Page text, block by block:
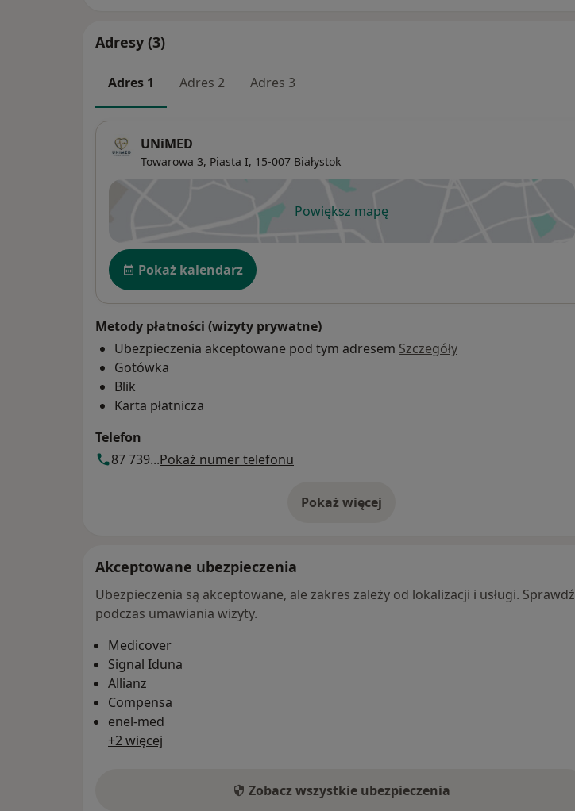
Adresy (3)
Adres 1 Adres 2 Adres 3
UNiMED
Towarowa 3, Piasta I, 15-007 Białystok
Powiększ mapęotwiera się w nowej karcie
Dostępność
Pokaż kalendarz
Metody płatności (wizyty prywatne)
Ubezpieczenia akceptowane pod tym adresem Szczegóły
Gotówka
Blik
Karta płatnicza
Telefon
87 739...Pokaż numer telefonu
Pokaż więcej
o adresie
Akceptowane ubezpieczenia
Ubezpieczenia są akceptowane, ale zakres zależy od lokalizacji i usługi. Sprawdź
podczas umawiania wizyty.
Medicover
Signal Iduna
Allianz
Compensa
enel-med
+2 więcej
Zobacz wszystkie ubezpieczenia